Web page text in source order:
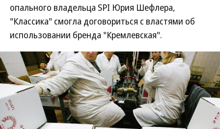
опального владельца SPI Юрия Шефлера,
"Классика" смогла договориться с властями об
использовании бренда "Кремлевская".